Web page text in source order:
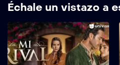
Échale un vistazo a